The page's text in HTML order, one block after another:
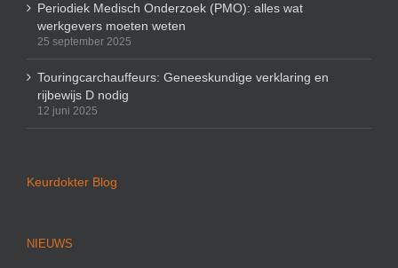
Periodiek Medisch Onderzoek (PMO): alles wat
werkgevers moeten weten
25 september 2025
Touringcarchauffeurs: Geneeskundige verklaring en
rijbewijs D nodig
12 juni 2025
Keurdokter Blog
NIEUWS